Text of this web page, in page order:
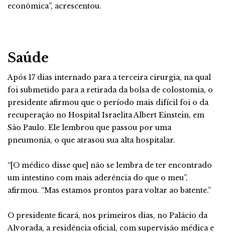
econômica”, acrescentou.
Saúde
Após 17 dias internado para a terceira cirurgia, na qual
foi submetido para a retirada da bolsa de colostomia, o
presidente afirmou que o período mais difícil foi o da
recuperação no Hospital Israelita Albert Einstein, em
São Paulo. Ele lembrou que passou por uma
pneumonia, o que atrasou sua alta hospitalar.
“[O médico disse que] não se lembra de ter encontrado
um intestino com mais aderência do que o meu”,
afirmou. “Mas estamos prontos para voltar ao batente.”
O presidente ficará, nos primeiros dias, no Palácio da
Alvorada, a residência oficial, com supervisão médica e